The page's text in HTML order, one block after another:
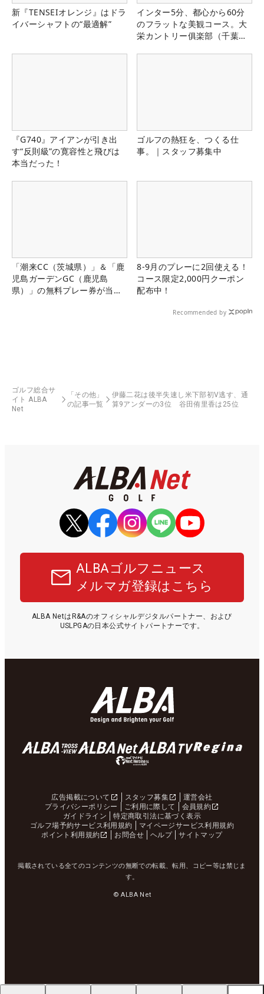
新『TENSEIオレンジ』はドラ
イバーシャフトの“最適解”
インター5分、都心から60分
のフラットな美観コース。大
栄カントリー俱楽部（千葉
『G740』アイアンが引き出
す“反則級”の寛容性と飛びは
本当だった！
ゴルフの熱狂を、つくる仕
事。｜スタッフ募集中
「潮来CC（茨城県）」＆「鹿
児島ガーデンGC（鹿児島
県）」の無料プレー券が当た
8-9月のプレーに2回使える！
コース限定2,000円クーポン
配布中！
Recommended by
ゴルフ総合サ
イト ALBA
Net
「その他」
の記事一覧
伊藤二花は後半失速し米下部初V逃す、通
算9アンダーの3位 谷田侑里香は25位
ALBAゴルフニュース
メルマガ登録はこちら
ALBA NetはR&Aのオフィシャルデジタルパートナー、および
USLPGAの日本公式サイトパートナーです。
広告掲載について スタッフ募集
運営会社
プライバシーポリシー
ご利用に際して
会員規約
ガイドライン
特定商取引法に基づく表示
ゴルフ場予約サービス利用規約
マイページサービス利用規約
ポイント利用規約
お問合せ ヘルプ サイトマップ
掲載されている全てのコンテンツの無断での転載、転用、コピー等は禁じま
す。
© ALBA Net